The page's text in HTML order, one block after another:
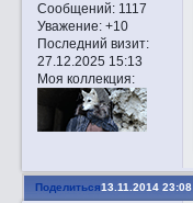
Сообщений:1117
Уважение: +10
Последний визит:
27.12.2025 15:13
Моя коллекция:
Поделиться13.11.2014 23:08